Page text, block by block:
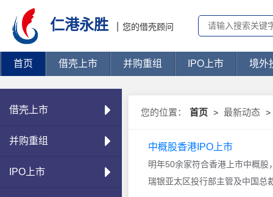
仁港永胜 您的借壳顾问
首页 借壳上市 并购重组 IPO上市 境外
借壳上市
并购重组
IPO上市
您的位置： 首页 > 最新动态 >
中概股香港IPO上市
明年50余家符合香港上市中概
瑞银亚太区投行部主管及中国总